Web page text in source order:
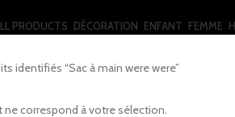
PRODUCTS DÉCORATION ENFANT FEMME
identifiés “Sac à main were were”
ne correspond à votre sélection.